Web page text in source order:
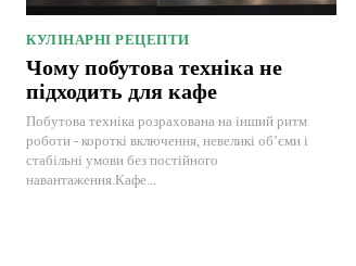
КУЛІНАРНІ РЕЦЕПТИ
Чому побутова техніка не
підходить для кафе
Побутова техніка розрахована на інший ритм
роботи - короткі включення, невеликі об’єми і
стабільні умови без постійного
навантаження.Кафе...